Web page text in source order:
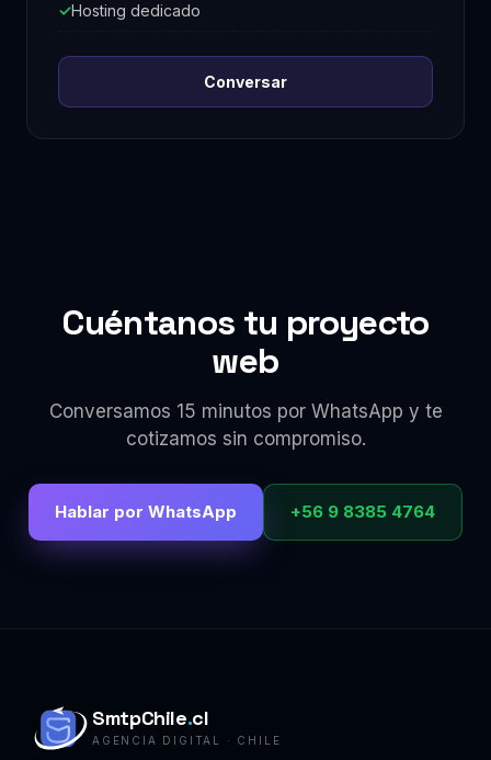
Hosting dedicado
Conversar
Cuéntanos tu proyecto
web
Conversamos 15 minutos por WhatsApp y te
cotizamos sin compromiso.
Hablar por WhatsApp +56 9 8385 4764
SmtpChile.cl
AGENCIA DIGITAL · CHILE